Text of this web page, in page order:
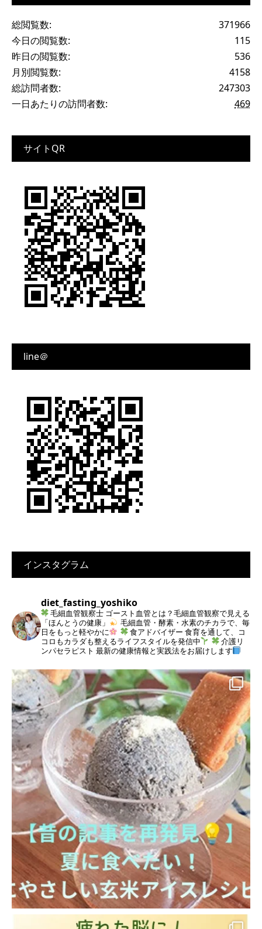
371966
総閲覧数:
115
今日の閲覧数:
536
昨日の閲覧数:
4158
月別閲覧数:
247303
総訪問者数:
469
一日あたりの訪問者数:
サイトQR
line＠
インスタグラム
diet_fasting_yoshiko
毛細血管観察士 ゴースト血管とは？毛細血管観察で見える
「ほんとうの健康」
毛細血管・酵素・水素のチカラで、毎
日をもっと軽やかに
食アドバイザー 食育を通して、コ
コロもカラダも整えるライフスタイルを発信中
介護リ
ンパセラピスト 最新の健康情報と実践法をお届けします